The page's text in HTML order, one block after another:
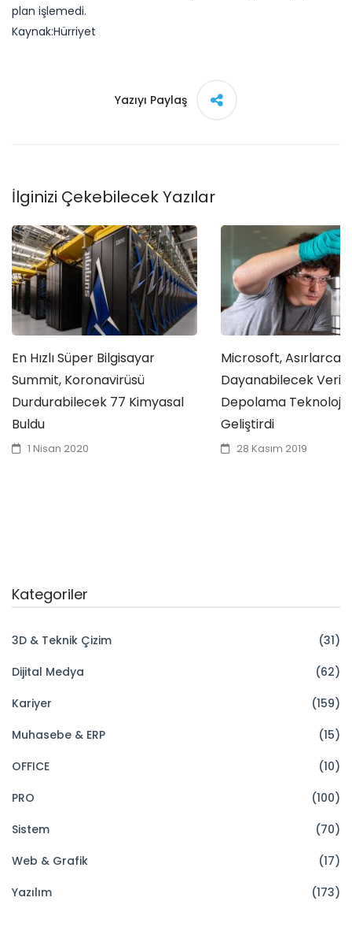
plan işlemedi.
Kaynak:Hürriyet​
Yazıyı Paylaş
İlginizi Çekebilecek Yazılar
En Hızlı Süper Bilgisayar
Summit, Koronavirüsü
Durdurabilecek 77 Kimyasal
Buldu
1 Nisan 2020
Microsoft, Asırlarca
Dayanabilecek Veri
Depolama Teknolojisi
Geliştirdi
28 Kasım 2019
Kategoriler
3D & Teknik Çizim
(31)
Dijital Medya
(62)
Kariyer
(159)
Muhasebe & ERP
(15)
OFFICE
(10)
PRO
(100)
Sistem
(70)
Web & Grafik
(17)
Yazılım
(173)